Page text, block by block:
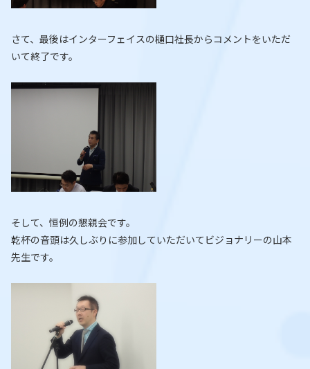
さて、最後はインターフェイスの樋口社長からコメントをいただ
いて終了です。
そして、恒例の懇親会です。
乾杯の音頭は久しぶりに参加していただいてビジョナリーの山本
先生です。